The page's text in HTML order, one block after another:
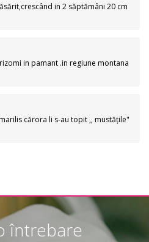
in 2 săptămâni 20 cm
in pamant .in regiune montana
cărora li s-au topit ,, mustățile"
întrebare